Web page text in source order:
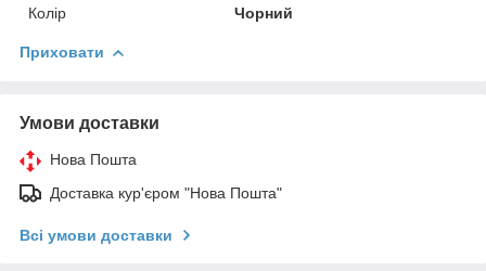
Колір
Чорний
Приховати
Умови доставки
Нова Пошта
Доставка кур'єром "Нова Пошта"
Всі умови доставки